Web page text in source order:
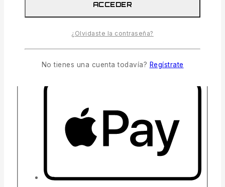
ACCEDER
¿Olvidaste la contraseña?
No tienes una cuenta todavía? Regístrate